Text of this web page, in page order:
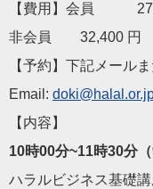
【費用】会員
非会員 32,400 円
【予約】下記メール
Email:
【内容】
10時00分~11時30分（
ハラルビジネス基礎